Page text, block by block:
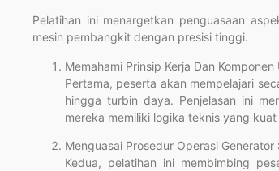
Pelatihan ini menargetkan penguasaan
mesin pembangkit dengan presisi tinggi.
Memahami Prinsip Kerja Dan
Pertama, peserta akan mempelajari
hingga turbin daya. Penjelasan ini
mereka memiliki logika teknis yang
Menguasai Prosedur Operasi Generator
Kedua, pelatihan ini membimbing